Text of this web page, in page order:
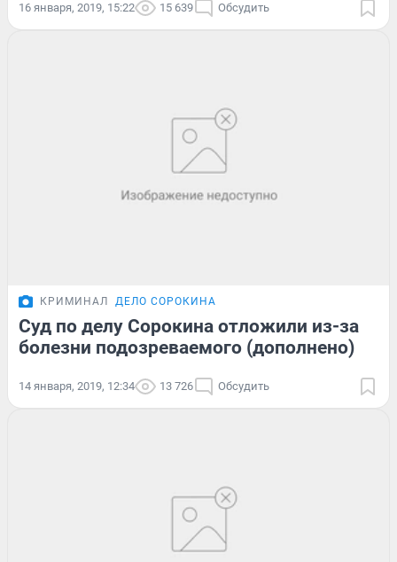
16 января, 2019, 15:22 15 639 Обсудить
КРИМИНАЛ ДЕЛО СОРОКИНА
Суд по делу Сорокина отложили из-за
болезни подозреваемого (дополнено)
14 января, 2019, 12:34 13 726 Обсудить